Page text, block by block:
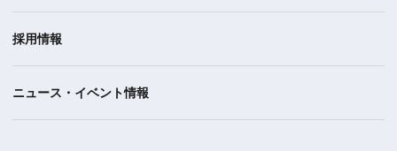
採用情報
ニュース・イベント情報